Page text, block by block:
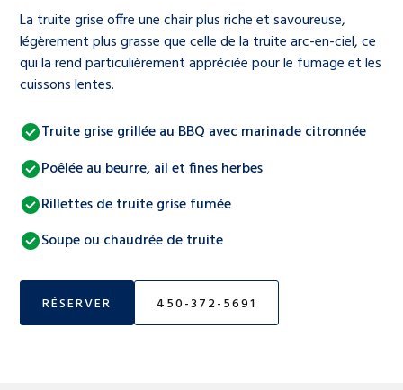
La truite grise offre une chair plus riche et savoureuse,
légèrement plus grasse que celle de la truite arc-en-ciel, ce
qui la rend particulièrement appréciée pour le fumage et les
cuissons lentes.
Truite grise grillée au BBQ avec marinade citronnée
Poêlée au beurre, ail et fines herbes
Rillettes de truite grise fumée
Soupe ou chaudrée de truite
RÉSERVER 450-372-5691